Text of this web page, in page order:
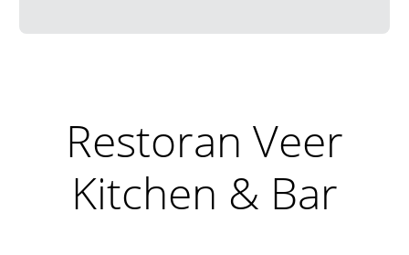
Restoran Veer
Kitchen & Bar